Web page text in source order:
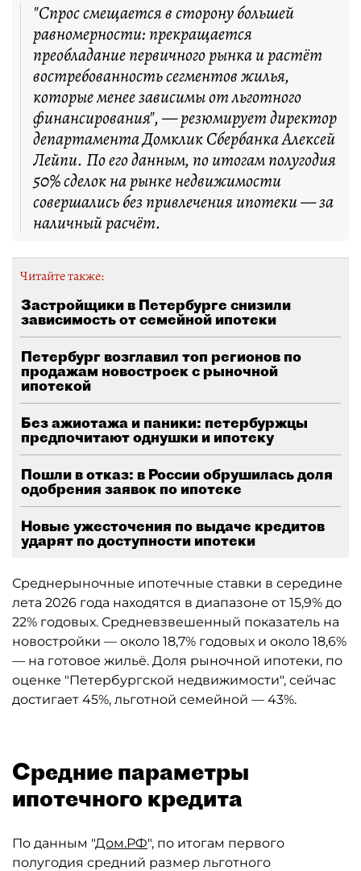
"Спрос смещается в сторону большей
равномерности: прекращается
преобладание первичного рынка и растёт
востребованность сегментов жилья,
которые менее зависимы от льготного
финансирования", — резюмирует директор
департамента Домклик Сбербанка Алексей
Лейпи. По его данным, по итогам полугодия
50% сделок на рынке недвижимости
совершались без привлечения ипотеки — за
наличный расчёт.
Читайте также:
Застройщики в Петербурге снизили
зависимость от семейной ипотеки
Петербург возглавил топ регионов по
продажам новостроек с рыночной
ипотекой
Без ажиотажа и паники: петербуржцы
предпочитают однушки и ипотеку
Пошли в отказ: в России обрушилась доля
одобрения заявок по ипотеке
Новые ужесточения по выдаче кредитов
ударят по доступности ипотеки
Среднерыночные ипотечные ставки в середине
лета 2026 года находятся в диапазоне от 15,9% до
22% годовых. Средневзвешенный показатель на
новостройки — около 18,7% годовых и около 18,6%
— на готовое жильё. Доля рыночной ипотеки, по
оценке "Петербургской недвижимости", сейчас
достигает 45%, льготной семейной — 43%.
Средние параметры
ипотечного кредита
По данным "Дом.РФ", по итогам первого
полугодия средний размер льготного